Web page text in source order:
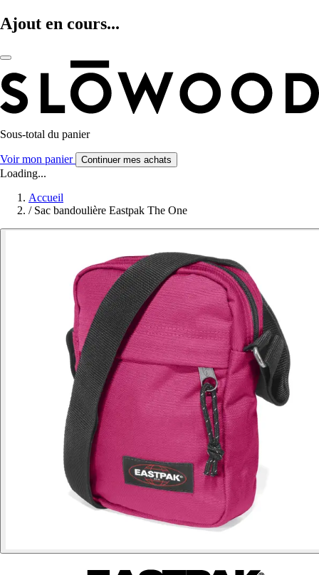
Ajout en cours...
Sous-total du panier
Voir mon panier Continuer mes achats
Loading...
Accueil
/ Sac bandoulière Eastpak The One